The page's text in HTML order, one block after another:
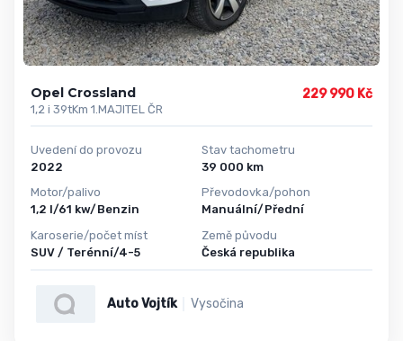
Opel Crossland
1,2 i 39tKm 1.MAJITEL ČR
229 990 Kč
Uvedení do provozu
2022
Motor/palivo
1,2 l/61 kw/Benzin
Karoserie/počet míst
SUV / Terénní/4-5
Stav tachometru
39 000 km
Převodovka/pohon
Manuální/Přední
Země původu
Česká republika
Auto Vojtík Vysočina